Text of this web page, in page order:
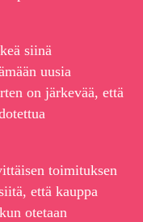
siinä
uusia
on järkevää, että
toimituksen
että kauppa
otetaan